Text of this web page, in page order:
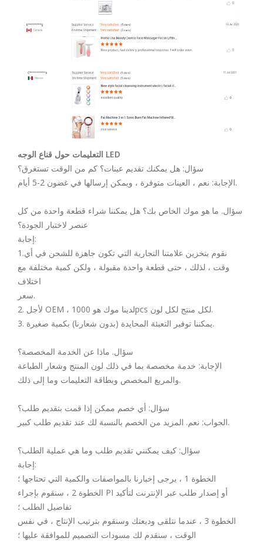
التعليمات حول قناع الوجه LED
سؤال: هل يمكنك تقديم عينات؟ كم من الوقت تستغرق؟
الإجابة: نعم ، العينات متوفرة ، ويمكن إرسالها في غضون 2-5 أيام.
سؤال. ما هو موك الخاص بك؟ هل يمكننا شراء قطعة واحدة من كل
عنصر لاختبار الجودة؟
إجابة:
1.نقوم بتخزين علامتنا التجارية التي تكون جاهزة للشحن في أي
وقت ، لذلك ، حتى قطعة واحدة مقبولة ، ولكن كمية مختلفة مع
اختلاف
سعر.
2. لأجل OEM ، لدينا موك هو 1000pcs لكل منتج لكل لون.
3. يمكننا توفير التعبئة المحايدة (بدون شعارنا) بكمية صغيرة.
سؤال. ماذا عن الخدمة المخصصة؟
الإجابة: خدمة مخصصة بما في ذلك لون المنتج وشعار الطباعة
والمربع المخصص وبطاقة التعليمات وما إلى ذلك.
سؤال: أي خصم ممكن إذا قمت بتقديم طلب؟
الجواب: نعم. المزيد من الخصم بالنسبة لك عند تقديم طلب كبير.
سؤال: كيف يمكنني تقديم طلب وما هي عملية الطلب؟
إجابة:
الخطوة 1 ، يرجى إخبارنا بالمواصفات والكمية التي تحتاجها ؛
الخطوة 2 ، سنقوم بإجراء PI أو إصدار طلب عبر الإنترنت لتأكيد
تفاصيل الطلب ؛
الخطوة 3 ، عندما نتلقى وديعتك وسنقوم بترتيب الإنتاج ، في نفس
الوقت ، سنقدم لك مسودات التصميم للموافقة عليها ؛